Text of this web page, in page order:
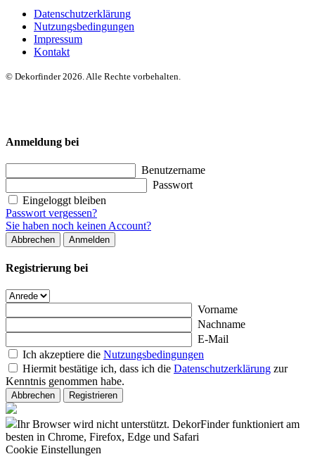
Datenschutzerklärung
Nutzungsbedingungen
Impressum
Kontakt
© Dekorfinder 2026. Alle Rechte vorbehalten.
Anmeldung bei
Benutzername
Passwort
Eingeloggt bleiben
Passwort vergessen?
Sie haben noch keinen Account?
Abbrechen Anmelden
Registrierung bei
Vorname
Nachname
E-Mail
Ich akzeptiere die Nutzungsbedingungen
Hiermit bestätige ich, dass ich die Datenschutzerklärung zur
Kenntnis genommen habe.
Abbrechen Registrieren
Ihr Browser wird nicht unterstützt. DekorFinder funktioniert am
besten in Chrome, Firefox, Edge und Safari
Cookie Einstellungen